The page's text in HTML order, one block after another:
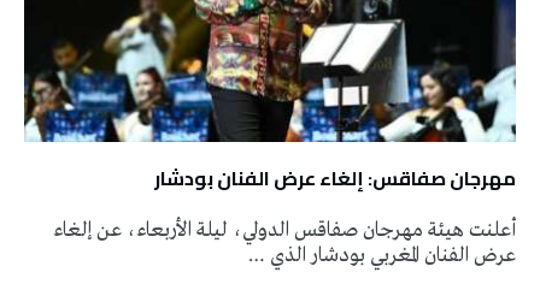
مهرجان صفاقس: إلغاء عرض الفنان بودشار
أعلنت هيئة مهرجان صفاقس الدولي، ليلة الأربعاء، عن إلغاء
عرض الفنان المغربي بودشار الذي …